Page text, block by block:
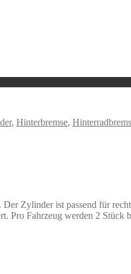
, Hinterbremse,
Zylinder ist passend für
Fahrzeug werden 2 Stück